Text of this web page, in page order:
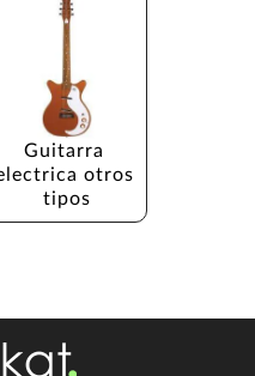
Guitarra
otros
tipos